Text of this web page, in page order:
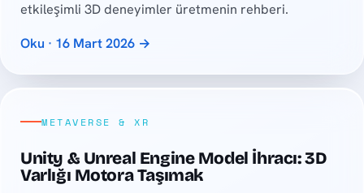
etkileşimli 3D deneyimler üretmenin rehberi.
Oku · 16 Mart 2026 →
METAVERSE & XR
Unity & Unreal Engine Model İhracı: 3D
Varlığı Motora Taşımak